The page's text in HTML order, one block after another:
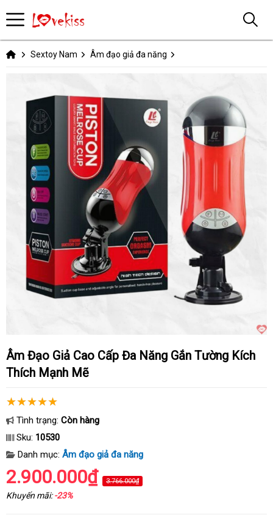
Sextoy Nam Âm đạo giả đa năng
Âm Đạo Giả Cao Cấp Đa Năng Gắn Tường Kích
Thích Mạnh Mẽ
Tình trạng: Còn hàng
Sku: 10530
Danh mục: Âm đạo giả đa năng
2.900.000₫ 3.766.000₫
Khuyến mãi:-23%